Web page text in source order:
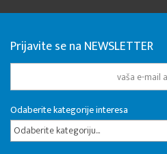
Prijavite se na NEWSLETTER
Odaberite kategorije interesa
Odaberite kategoriju...